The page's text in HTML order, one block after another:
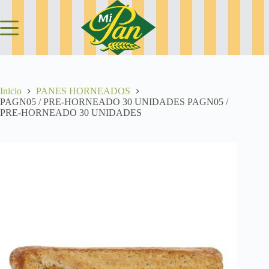
contenido
Inicio
PANES HORNEADOS
PAGN05 / PRE-HORNEADO 30 UNIDADES PAGN05 /
PRE-HORNEADO 30 UNIDADES